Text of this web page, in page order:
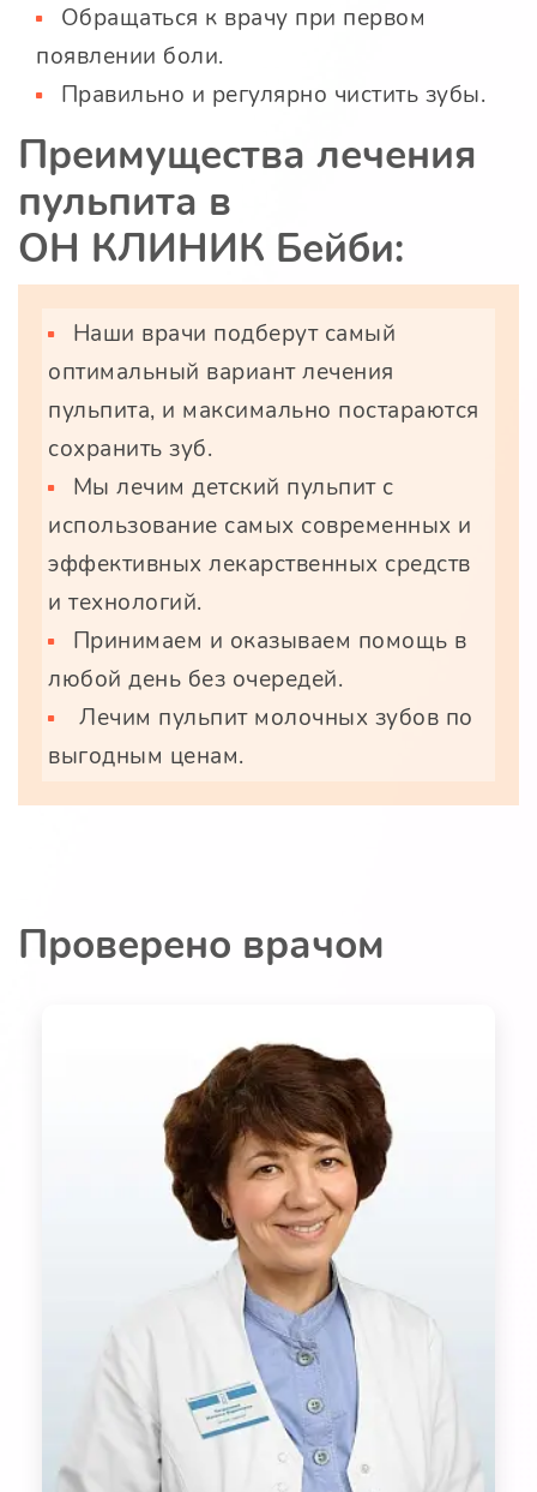
Обращаться к врачу при первом
появлении боли.
Правильно и регулярно чистить зубы.
Преимущества лечения
пульпита в
ОН КЛИНИК Бейби:
Наши врачи подберут самый
оптимальный вариант лечения
пульпита, и максимально постараются
сохранить зуб.
Мы лечим детский пульпит с
использование самых современных и
эффективных лекарственных средств
и технологий.
Принимаем и оказываем помощь в
любой день без очередей.
Лечим пульпит молочных зубов по
выгодным ценам.
Проверено врачом